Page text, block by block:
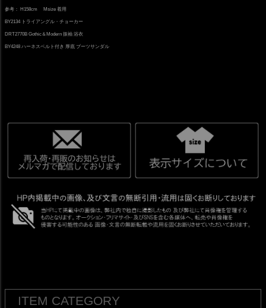
参考： H158cm Msize 着用
BY2134 トライアングル・チョーカー
DRT2770B Gothic＆Modern 振袖 浴衣
BY4248 ハーネスベルト付き 厚底 ブーツサンダル
ITEM CATEGORY